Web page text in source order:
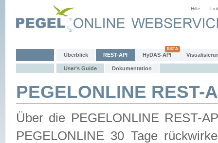
Hilfe
Überblick REST-API HyDAS-API
User's Guide Dokumentation
PEGELONLINE REST-
Über die PEGELONLINE REST-
PEGELONLINE 30 Tage